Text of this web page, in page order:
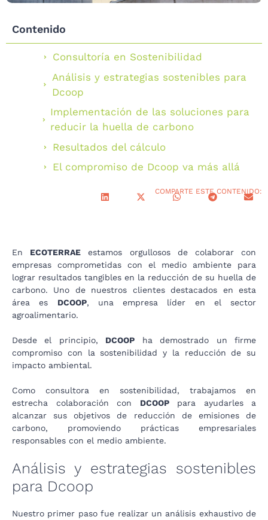
Contenido
Consultoría en Sostenibilidad
Análisis y estrategias sostenibles para
Dcoop
Implementación de las soluciones para
reducir la huella de carbono
Resultados del cálculo
El compromiso de Dcoop va más allá
COMPARTE ESTE CONTENIDO:
En ECOTERRAE estamos orgullosos de colaborar con
empresas comprometidas con el medio ambiente para
lograr resultados tangibles en la reducción de su huella de
carbono. Uno de nuestros clientes destacados en esta
área es DCOOP, una empresa líder en el sector
agroalimentario.
Desde el principio, DCOOP ha demostrado un firme
compromiso con la sostenibilidad y la reducción de su
impacto ambiental.
Como consultora en sostenibilidad, trabajamos en
estrecha colaboración con DCOOPpara ayudarles a
alcanzar sus objetivos de reducción de emisiones de
carbono, promoviendo prácticas empresariales
responsables con el medio ambiente.
Análisis y estrategias sostenibles
para Dcoop
Nuestro primer paso fue realizar un análisis exhaustivo de